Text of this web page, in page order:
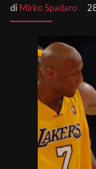
di Mirko Spadaro